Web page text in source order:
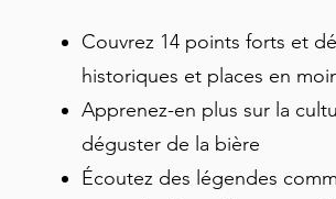
Couvrez 14 points forts et
historiques et places en
Apprenez-en plus sur la
déguster de la bière
Écoutez des légendes